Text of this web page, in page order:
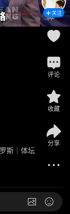
斯｜体坛
关注
评论
收藏
分享